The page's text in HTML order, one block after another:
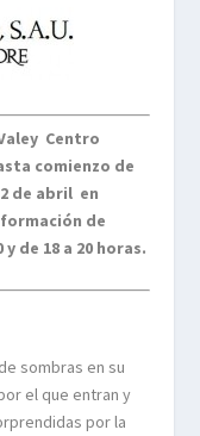
Centro
comienzo de
de abril en
de
de 18 a 20 horas.
sombras en su
el que entran y
por la